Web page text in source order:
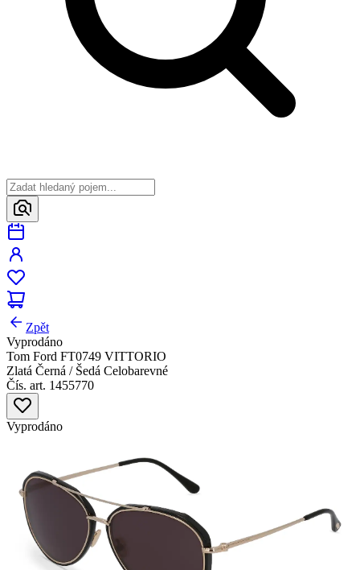
Zpět
Vyprodáno
Tom Ford FT0749 VITTORIO
Zlatá Černá / Šedá Celobarevné
Čís. art. 1455770
Vyprodáno